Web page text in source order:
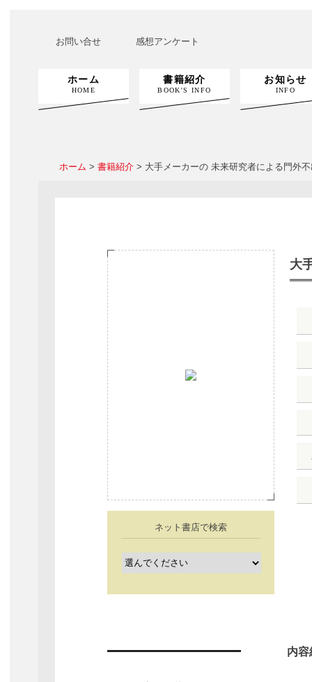
お問い合せ 感想アンケート
ホーム
HOME
書籍紹介
BOOK'S INFO
お知らせ
INFO
ホーム > 書籍紹介 > 大手メーカーの 未来研究者による門外
大
ネット書店で検索
内容